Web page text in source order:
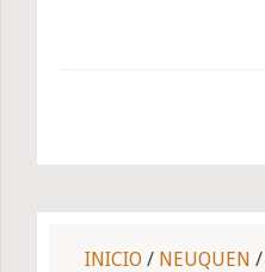
INICIO / NEUQUEN /